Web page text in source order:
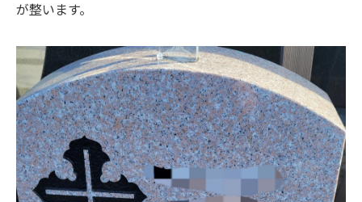
が整います。